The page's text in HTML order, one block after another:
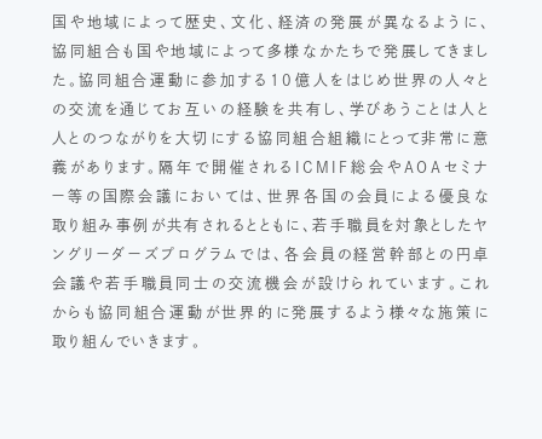
国や地域によって歴史、文化、経済の発展が異なるように、
協同組合も国や地域によって多様なかたちで発展してきまし
た。協同組合運動に参加する10億人をはじめ世界の人々と
の交流を通じてお互いの経験を共有し、学びあうことは人と
人とのつながりを大切にする協同組合組織にとって非常に意
義があります。隔年で開催されるICMIF総会やAOAセミナ
ー等の国際会議においては、世界各国の会員による優良な
取り組み事例が共有されるとともに、若手職員を対象としたヤ
ングリーダーズプログラムでは、各会員の経営幹部との円卓
会議や若手職員同士の交流機会が設けられています。これ
からも協同組合運動が世界的に発展するよう様々な施策に
取り組んでいきます。